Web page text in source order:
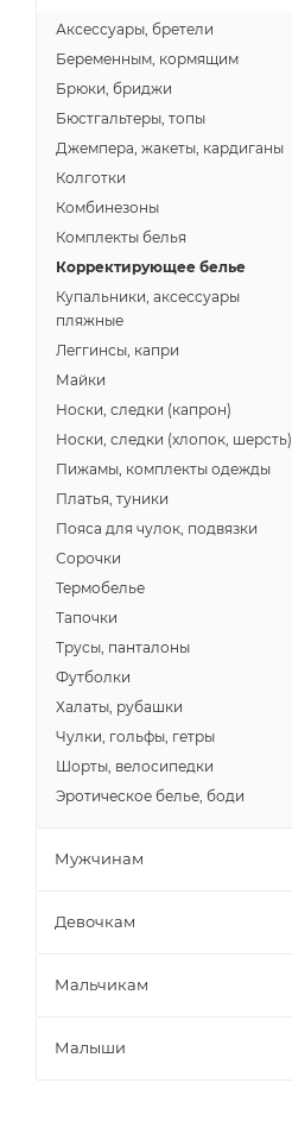
Аксессуары, бретели
Беременным, кормящим
Брюки, бриджи
Бюстгальтеры, топы
Джемпера, жакеты, кардиганы
Колготки
Комбинезоны
Комплекты белья
Корректирующее белье
Купальники, аксессуары
пляжные
Леггинсы, капри
Майки
Носки, следки (капрон)
Носки, следки (хлопок, шерсть)
Пижамы, комплекты одежды
Платья, туники
Пояса для чулок, подвязки
Сорочки
Термобелье
Тапочки
Трусы, панталоны
Футболки
Халаты, рубашки
Чулки, гольфы, гетры
Шорты, велосипедки
Эротическое белье, боди
Мужчинам
Девочкам
Мальчикам
Малыши